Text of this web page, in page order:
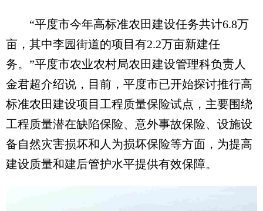
“平度市今年高标准农田建设任务共计6.8万
亩，其中李园街道的项目有2.2万亩新建任
务。”平度市农业农村局农田建设管理科负责人
金君超介绍说，目前，平度市已开始探讨推行高
标准农田建设项目工程质量保险试点，主要围绕
工程质量潜在缺陷保险、意外事故保险、设施设
备自然灾害损坏和人为损坏保险等方面，为提高
建设质量和建后管护水平提供有效保障。